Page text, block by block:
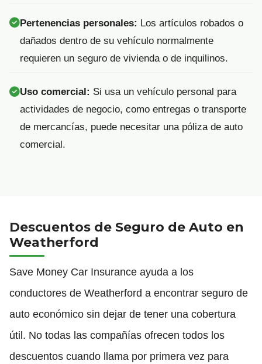
Pertenencias personales: Los artículos robados o
dañados dentro de su vehículo normalmente
requieren un seguro de vivienda o de inquilinos.
Uso comercial: Si usa un vehículo personal para
actividades de negocio, como entregas o transporte
de mercancías, puede necesitar una póliza de auto
comercial.
Descuentos de Seguro de Auto en
Weatherford
Save Money Car Insurance ayuda a los
conductores de Weatherford a encontrar seguro de
auto económico sin dejar de tener una cobertura
útil. No todas las compañías ofrecen todos los
descuentos cuando llama por primera vez para